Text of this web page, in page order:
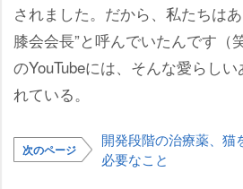
されました。だから、私たちは
膝会会長”と呼んでいたんです（
のYouTubeには、そんな愛らし
れている。
次のページ
開発段階の治療薬、猫
必要なこと